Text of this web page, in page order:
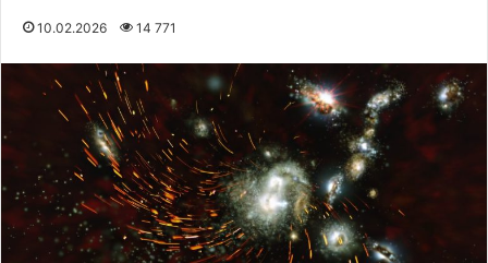
10.02.2026 14 771